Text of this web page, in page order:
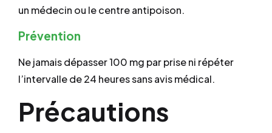
un médecin ou le centre antipoison.
Prévention
Ne jamais dépasser 100 mg par prise ni répéter
l’intervalle de 24 heures sans avis médical.
Précautions